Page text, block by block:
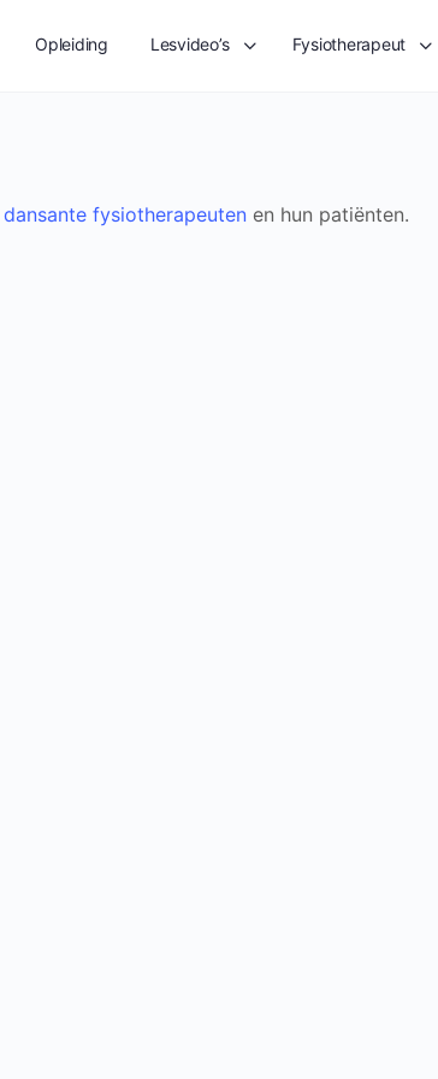
Opleiding Lesvideo’s Fysiotherapeut
dansante fysiotherapeuten en hun patiënten.